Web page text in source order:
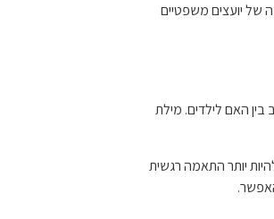
של יועצים משפטיים
האם לילדים. מילת
יותר התאמה רגשית